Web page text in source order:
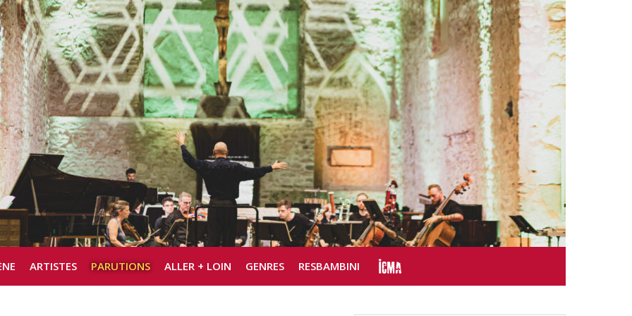
ARTISTES PARUTIONS ALLER + LOIN GENRES RESBAMBINI